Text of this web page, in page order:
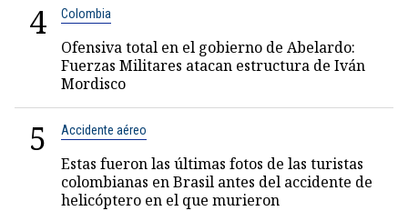
4 Colombia
Ofensiva total en el gobierno de Abelardo:
Fuerzas Militares atacan estructura de Iván
Mordisco
5 Accidente aéreo
Estas fueron las últimas fotos de las turistas
colombianas en Brasil antes del accidente de
helicóptero en el que murieron